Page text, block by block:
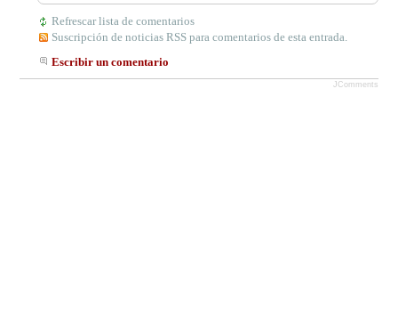
Refrescar lista de comentarios
Suscripción de noticias RSS para comentarios de esta entrada.
Escribir un comentario
JComments